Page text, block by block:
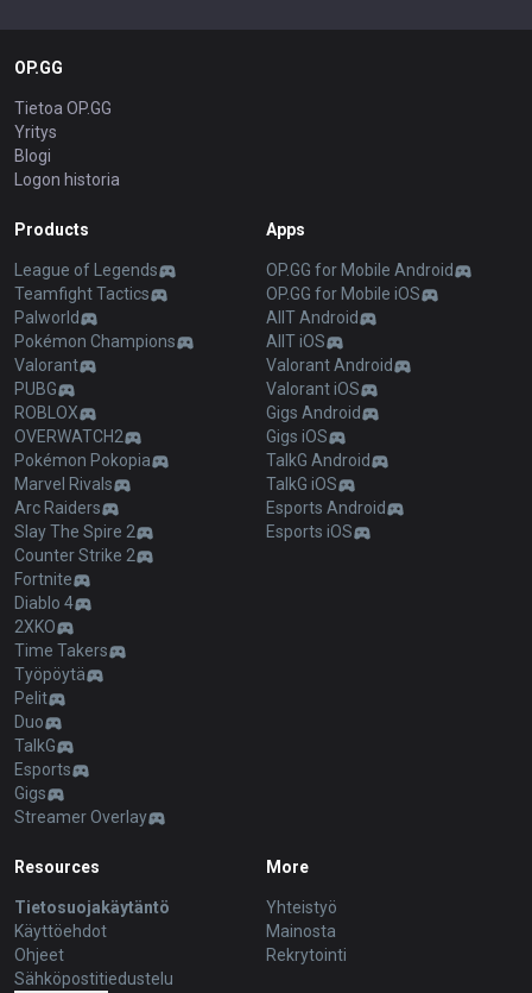
OP.GG
Tietoa OP.GG
Yritys
Blogi
Logon historia
Products
League of Legends
Teamfight Tactics
Palworld
Pokémon Champions
Valorant
PUBG
ROBLOX
OVERWATCH2
Pokémon Pokopia
Marvel Rivals
Arc Raiders
Slay The Spire 2
Counter Strike 2
Fortnite
Diablo 4
2XKO
Time Takers
Työpöytä
Pelit
Duo
TalkG
Esports
Gigs
Streamer Overlay
Apps
OP.GG for Mobile Android
OP.GG for Mobile iOS
AllT Android
AllT iOS
Valorant Android
Valorant iOS
Gigs Android
Gigs iOS
TalkG Android
TalkG iOS
Esports Android
Esports iOS
Resources
Tietosuojakäytäntö
Käyttöehdot
Ohjeet
Sähköpostitiedustelu
More
Yhteistyö
Mainosta
Rekrytointi